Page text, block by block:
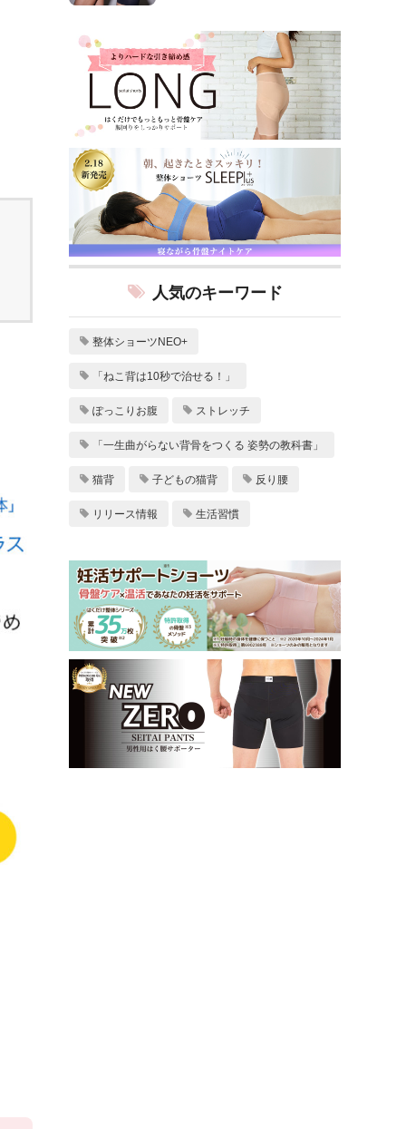
人気のキーワード
整体ショーツNEO+
「ねこ背は10秒で治せる！」
ぽっこりお腹 ストレッチ
「一生曲がらない背骨をつくる 姿勢の教科書」
猫背 子どもの猫背 反り腰
リリース情報 生活習慣